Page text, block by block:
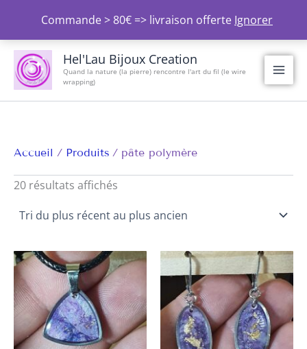
Commande > 80€ => livraison offerte Ignorer
contenu
Hel'Lau Bijoux Creation
Quand la nature (la pierre) rencontre l'art du fil (le wire
wrapping)
Accueil Produits pâte polymère
20 résultats affichés
Trié
du
plus
récent
plus